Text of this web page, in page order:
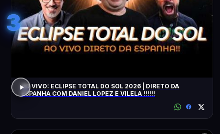
3
AO VIVO: ECLIPSE TOTAL DO SOL 2026 | DIRETO DA
ESPANHA COM DANIEL LOPEZ E VILELA !!!!!!